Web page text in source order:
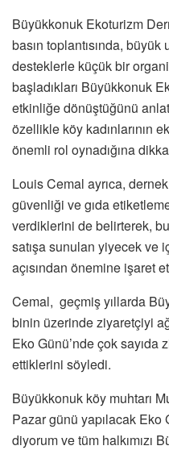
Büyükkonuk Ekoturizm
basın toplantısında,
desteklerle küçük bir
başladıkları Büyükkonuk
etkinliğe dönüştüğünü
özellikle köy kadınlarının
önemli rol oynadığına
Louis Cemal ayrıca,
güvenliği ve gıda
verdiklerini de belirterek,
satışa sunulan yiyecek ve
açısından önemine işaret
Cemal, geçmiş yıllarda
binin üzerinde ziyaretçiyi
Eko Günü’nde çok sayıda
ettiklerini söyledi.
Büyükkonuk köy muhtarı
Pazar günü yapılacak Eko
diyorum ve tüm halkımızı